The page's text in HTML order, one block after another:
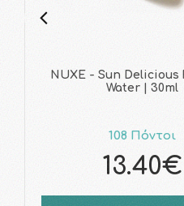
NUXE - Sun Delicious
Water | 30ml
108 Πόντοι
13.40€